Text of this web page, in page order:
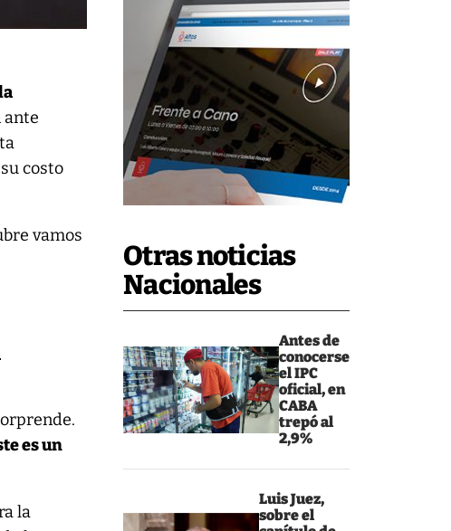
Otras noticias
Nacionales
Antes de
conocerse
el IPC
oficial, en
CABA
trepó al
2,9%
Luis Juez,
sobre el
ante
costo
vamos
es un
la